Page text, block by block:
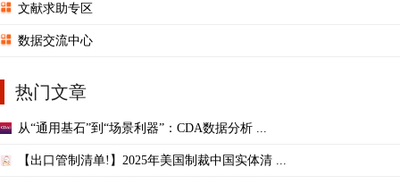
文献求助专区
数据交流中心
热门文章
从“通用基石”到“场景利器”：CDA数据分析 ...
【出口管制清单!】2025年美国制裁中国实体清 ...